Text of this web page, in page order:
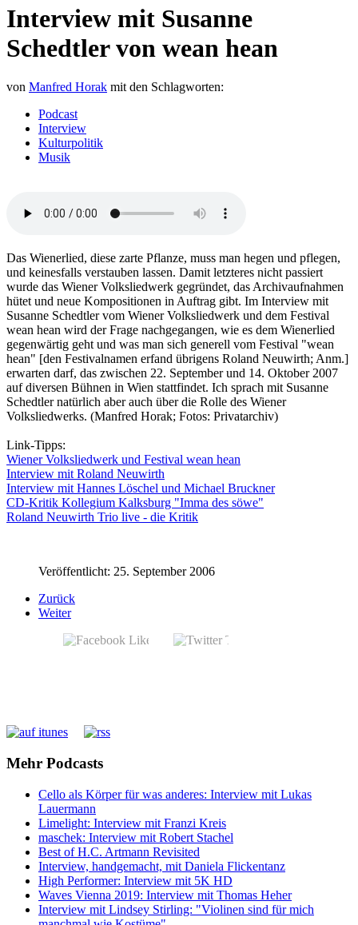
Interview mit Susanne
Schedtler von wean hean
von Manfred Horak mit den Schlagworten:
Podcast
Interview
Kulturpolitik
Musik
Das Wienerlied, diese zarte Pflanze, muss man hegen und pflegen,
und keinesfalls verstauben lassen. Damit letzteres nicht passiert
wurde das Wiener Volksliedwerk gegründet, das Archivaufnahmen
hütet und neue Kompositionen in Auftrag gibt. Im Interview mit
Susanne Schedtler vom Wiener Volksliedwerk und dem Festival
wean hean wird der Frage nachgegangen, wie es dem Wienerlied
gegenwärtig geht und was man sich generell vom Festival "wean
hean" [den Festivalnamen erfand übrigens Roland Neuwirth; Anm.]
erwarten darf, das zwischen 22. September und 14. Oktober 2007
auf diversen Bühnen in Wien stattfindet. Ich sprach mit Susanne
Schedtler natürlich aber auch über die Rolle des Wiener
Volksliedwerks. (Manfred Horak; Fotos: Privatarchiv)
Link-Tipps:
Wiener Volksliedwerk und Festival wean hean
Interview mit Roland Neuwirth
Interview mit Hannes Löschel und Michael Bruckner
CD-Kritik Kollegium Kalksburg "Imma des söwe"
Roland Neuwirth Trio live - die Kritik
Veröffentlicht: 25. September 2006
Zurück
Weiter
Mehr Podcasts
Cello als Körper für was anderes: Interview mit Lukas
Lauermann
Limelight: Interview mit Franzi Kreis
maschek: Interview mit Robert Stachel
Best of H.C. Artmann Revisited
Interview, handgemacht, mit Daniela Flickentanz
High Performer: Interview mit 5K HD
Waves Vienna 2019: Interview mit Thomas Heher
Interview mit Lindsey Stirling: "Violinen sind für mich